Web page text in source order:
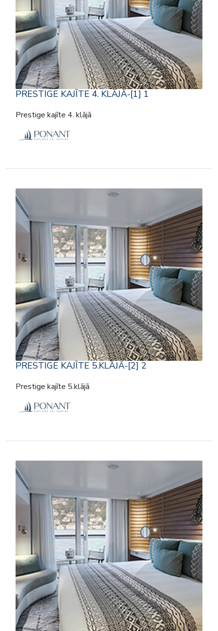
PRESTIGE KAJĪTE 4. KLĀJĀ-[1] 1
Prestige kajīte 4. klājā
PRESTIGE KAJĪTE 5.KLĀJĀ-[2] 2
Prestige kajīte 5.klājā